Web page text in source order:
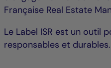
Française Real Estate
Le Label ISR est un outil
responsables et